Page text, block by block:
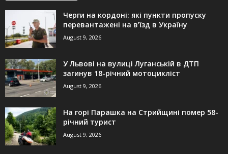
Черги на кордоні: які пункти пропуску
перевантажені на вʼїзд в Україну
August 9, 2026
У Львові на вулиці Луганській в ДТП
загинув 18-річний мотоцикліст
August 9, 2026
На горі Парашка на Стрийщині помер 58-
річний турист
August 9, 2026